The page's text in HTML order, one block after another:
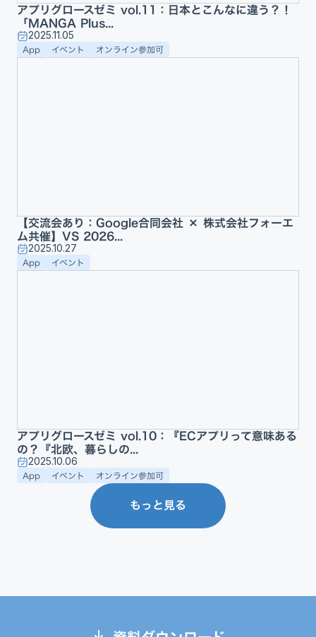
アプリグロースゼミ vol.11：日本とこんなに違う？！
「MANGA Plus...
2025.11.05
App イベント オンライン参加可
【交流会あり：Google合同会社 × 株式会社フォーエ
ム共催】VS 2026...
2025.10.27
App イベント
アプリグロースゼミ vol.10：『ECアプリって意味ある
の？『北欧、暮らしの...
2025.10.06
App イベント オンライン参加可
もっと見る